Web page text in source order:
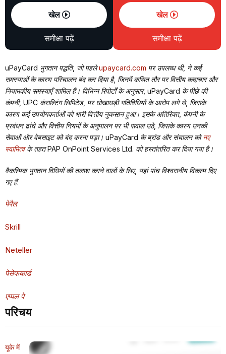
खेल
समीक्षा पढ़ें
खेल
समीक्षा पढ़ें
uPayCard भुगतान पद्धति, जो पहलेupaycard.com पर उपलब्ध थी, ने कई
समस्याओं के कारण परिचालन बंद कर दिया है, जिनमें कथित तौर पर वित्तीय कदाचार और
नियामकीय समस्याएँ शामिल हैं। विभिन्न रिपोर्टों के अनुसार, uPayCard के पीछे की
कंपनी, UPC कंसल्टिंग लिमिटेड, पर धोखाधड़ी गतिविधियों के आरोप लगे थे, जिसके
कारण कई उपयोगकर्ताओं को भारी वित्तीय नुकसान हुआ। इसके अतिरिक्त, कंपनी के
प्रबंधन ढांचे और वित्तीय नियमों के अनुपालन पर भी सवाल उठे, जिसके कारण उनकी
सेवाओं और वेबसाइट को बंद करना पड़ा। uPayCard के ब्रांड और संचालन कोनए
स्वामित्वके तहत PAP OnPoint Services Ltd. को हस्तांतरित कर दिया गया है।
वैकल्पिक भुगतान विधियों की तलाश करने वालों के लिए, यहां पांच विश्वसनीय विकल्प दिए
गए हैं:
पेपैल
Skrill
Neteller
पेसेफकार्ड
एप्पल पे
परिचय
यूके में